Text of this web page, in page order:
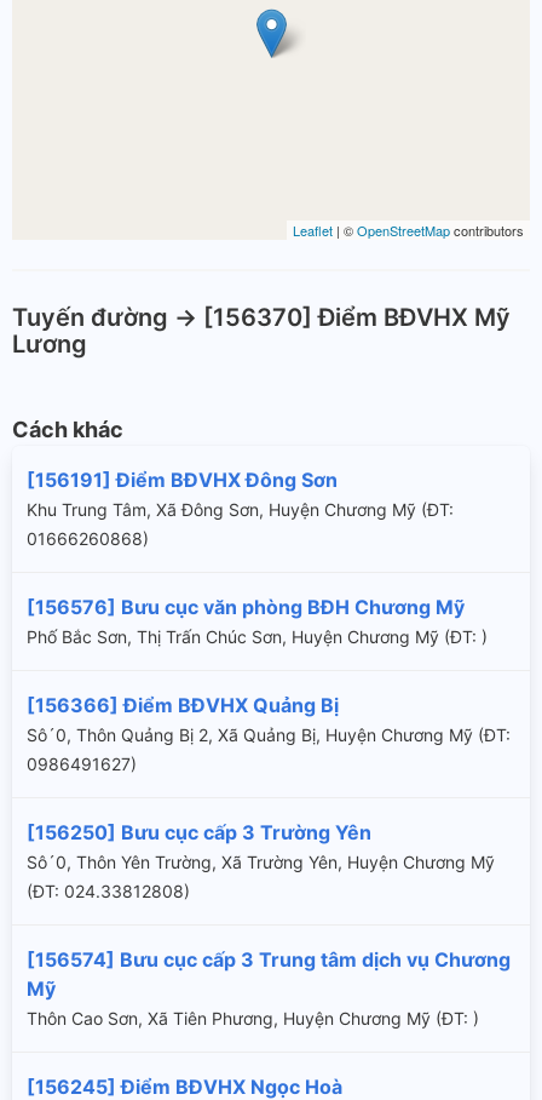
Leaflet | ©OpenStreetMapcontributors
Tuyến đường -> [156370] Điểm BĐVHX Mỹ
Lương
Cách khác
[156191] Điểm BĐVHX Đông Sơn
Khu Trung Tâm, Xã Đông Sơn, Huyện Chương Mỹ (ÐT:
01666260868)
[156576] Bưu cục văn phòng BĐH Chương Mỹ
Phố Bắc Sơn, Thị Trấn Chúc Sơn, Huyện Chương Mỹ (ÐT: )
[156366] Điểm BĐVHX Quảng Bị
Sô´0, Thôn Quảng Bị 2, Xã Quảng Bị, Huyện Chương Mỹ (ÐT:
0986491627)
[156250] Bưu cục cấp 3 Trường Yên
Sô´0, Thôn Yên Trường, Xã Trường Yên, Huyện Chương Mỹ
(ÐT: 024.33812808)
[156574] Bưu cục cấp 3 Trung tâm dịch vụ Chương
Mỹ
Thôn Cao Sơn, Xã Tiên Phương, Huyện Chương Mỹ (ÐT: )
[156245] Điểm BĐVHX Ngọc Hoà